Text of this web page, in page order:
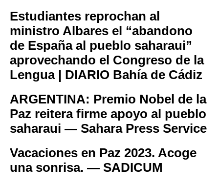
Estudiantes reprochan al
ministro Albares el “abandono
de España al pueblo saharaui”
aprovechando el Congreso de la
Lengua | DIARIO Bahía de Cádiz
ARGENTINA: Premio Nobel de la
Paz reitera firme apoyo al pueblo
saharaui — Sahara Press Service
Vacaciones en Paz 2023. Acoge
una sonrisa. — SADICUM